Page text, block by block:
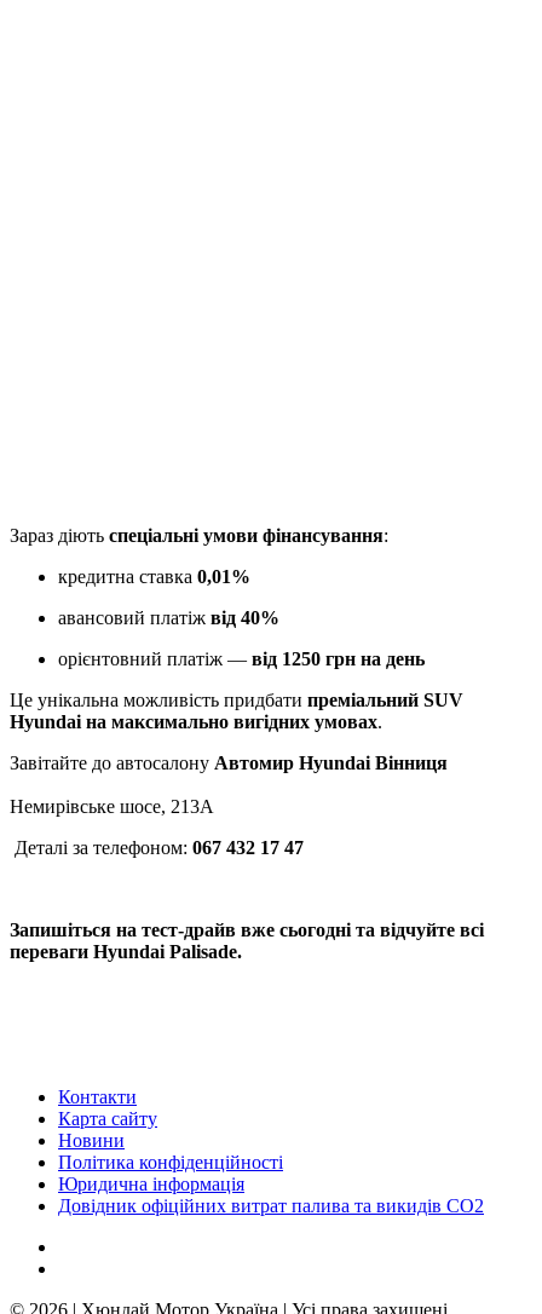
Зараз діють спеціальні умови фінансування:
кредитна ставка 0,01%
авансовий платіж від 40%
орієнтовний платіж — від 1250 грн на день
Це унікальна можливість придбати преміальний SUV
Hyundai на максимально вигідних умовах.
Завітайте до автосалону Автомир Hyundai Вінниця
Немирівське шосе, 213А
Деталі за телефоном: 067 432 17 47
Запишіться на тест-драйв вже сьогодні та відчуйте всі
переваги Hyundai Palisade.
Контакти
Карта сайту
Новини
Політика конфіденційності
Юридична інформація
Довідник офіційних витрат палива та викидів СО2
© 2026 | Хюндай Мотор Україна | Усі права захищені